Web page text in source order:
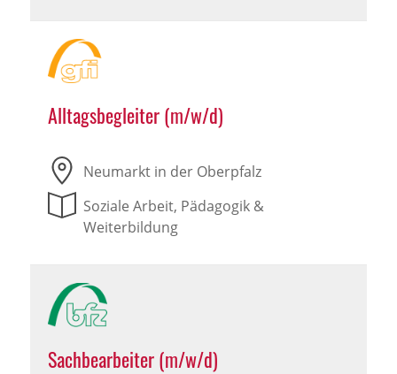
Alltagsbegleiter (m/w/d)
Neumarkt in der Oberpfalz
Soziale Arbeit, Pädagogik &
Weiterbildung
Sachbearbeiter (m/w/d)